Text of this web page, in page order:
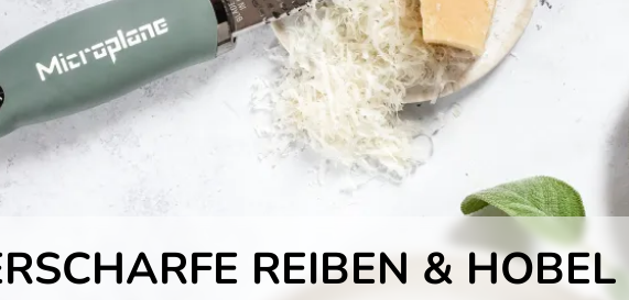
REIBEN & HOBEL